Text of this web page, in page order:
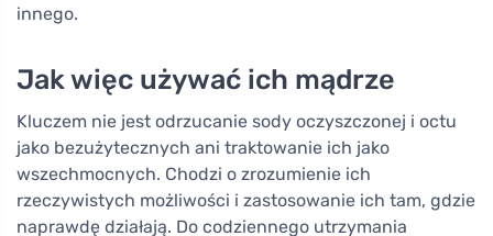
innego.
Jak więc używać ich mądrze
Kluczem nie jest odrzucanie sody oczyszczonej i octu
jako bezużytecznych ani traktowanie ich jako
wszechmocnych. Chodzi o zrozumienie ich
rzeczywistych możliwości i zastosowanie ich tam, gdzie
naprawdę działają. Do codziennego utrzymania